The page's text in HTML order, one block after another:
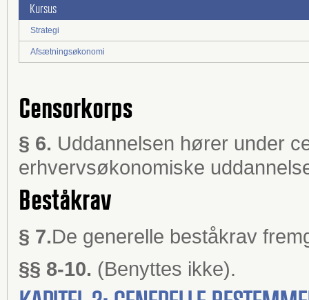
Kursus
Strategi
Afsætningsøkonomi
Censorkorps
§ 6. Uddannelsen hører under
erhvervsøkonomiske
Beståkrav
§ 7.De generelle beståkrav
§§ 8-10. (Benyttes ikke).